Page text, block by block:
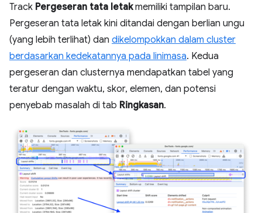
Track Pergeseran tata letakmemiliki tampilan baru.
Pergeseran tata letak kini ditandai dengan berlian ungu
(yang lebih terlihat) dan dikelompokkan dalam cluster
berdasarkan kedekatannya pada linimasa. Kedua
pergeseran dan clusternya mendapatkan tabel yang
teratur dengan waktu, skor, elemen, dan potensi
penyebab masalah di tab Ringkasan.